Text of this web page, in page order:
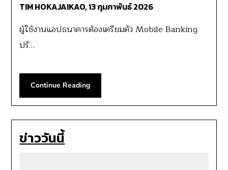
TIM HOKAJAIKAO,13 กุมภาพันธ์ 2026
ผู้ใช้งานแอปธนาคารต้องเตรียมตัว Mobile Banking
ปรั…
Continue Reading
ข่าววันนี้